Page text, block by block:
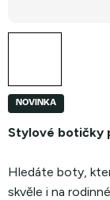
NOVINKA
Stylové botičky
Hledáte boty,
skvěle i na